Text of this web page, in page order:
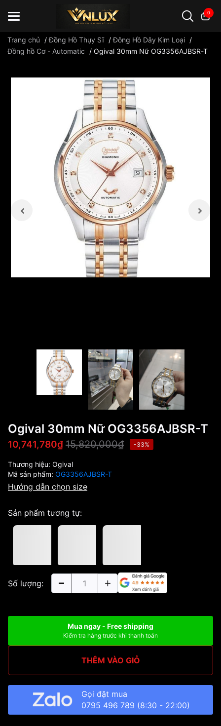
0
Trang chủ /Đồng Hồ Thụy Sĩ /Đông Hồ Dây Kim Loại /
Đồng hồ Cơ - Automatic
/ Ogival 30mm Nữ OG3356AJBSR-T
Ogival 30mm Nữ OG3356AJBSR-T
10,741,780₫ 15,820,000₫ -33%
Thương hiệu: Ogival
Mã sản phẩm: OG3356AJBSR-T
Hướng dẫn chọn size
Sản phẩm tương tự:
Số lượng:
Mua ngay - Free shipping
Kiểm tra hàng trước khi thanh toán
THÊM VÀO GIỎ
Gọi đặt mua
0795 496 789 (8:30 - 22:00)